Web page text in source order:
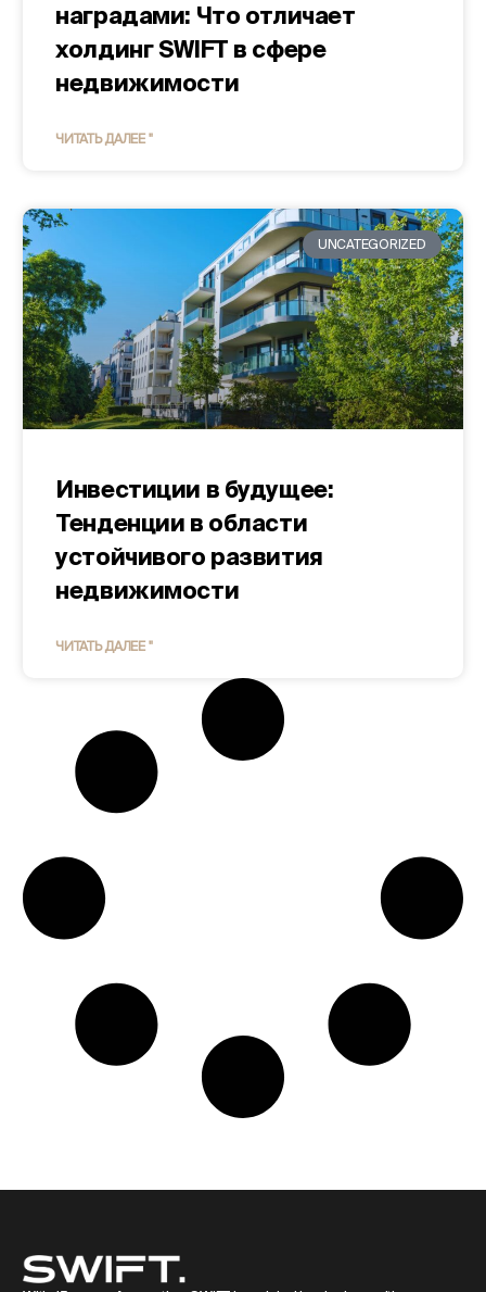
наградами: Что отличает
холдинг SWIFT в сфере
недвижимости
ЧИТАТЬ ДАЛЕЕ "
UNCATEGORIZED
Инвестиции в будущее:
Тенденции в области
устойчивого развития
недвижимости
ЧИТАТЬ ДАЛЕЕ "